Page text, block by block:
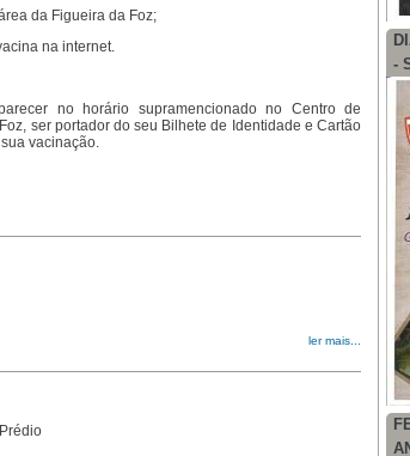
da Figueira da Foz;
na internet.
no horário supramencionado no Centro de
ser portador do seu Bilhete de Identidade e Cartão
vacinação.
ler mais...
-